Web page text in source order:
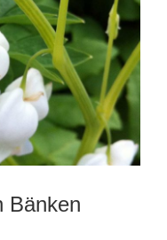
Bänken